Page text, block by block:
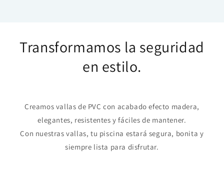
Transformamos la seguridad
en estilo.
Creamos vallas de PVC con acabado efecto madera,
elegantes, resistentes y fáciles de mantener.
Con nuestras vallas, tu piscina estará segura, bonita y
siempre lista para disfrutar.